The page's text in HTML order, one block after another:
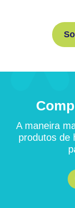
A maneira
produtos de